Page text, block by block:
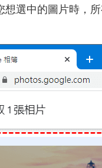
想選中的圖片時，